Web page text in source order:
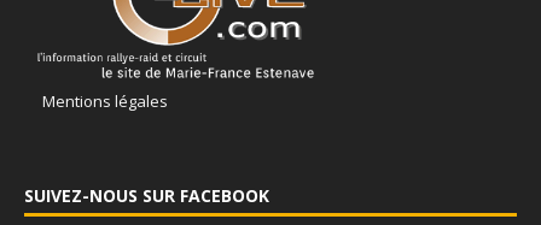
Mentions légales
SUIVEZ-NOUS SUR FACEBOOK